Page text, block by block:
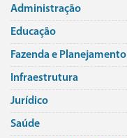
Administração
Educação
Fazenda e Planejamento
Infraestrutura
Jurí­dico
Saúde